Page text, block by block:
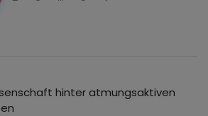
hinter atmungsaktiven